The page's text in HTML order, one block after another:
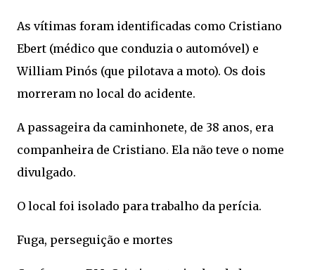
As vítimas foram identificadas como Cristiano
Ebert (médico que conduzia o automóvel) e
William Pinós (que pilotava a moto). Os dois
morreram no local do acidente.
A passageira da caminhonete, de 38 anos, era
companheira de Cristiano. Ela não teve o nome
divulgado.
O local foi isolado para trabalho da perícia.
Fuga, perseguição e mortes